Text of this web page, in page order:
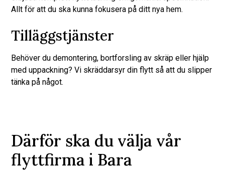
Allt för att du ska kunna fokusera på ditt nya hem.
Tilläggstjänster
Behöver du demontering, bortforsling av skräp eller hjälp
med uppackning? Vi skräddarsyr din flytt så att du slipper
tänka på något.
Därför ska du välja vår
flyttfirma i Bara